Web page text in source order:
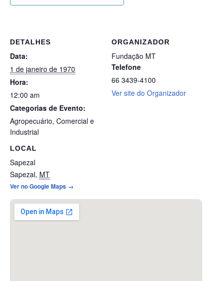
DETALHES
Data:
1 de janeiro de 1970
Hora:
12:00 am
Categorias de Evento:
Agropecuário, Comercial e
Industrial
LOCAL
Sapezal
Sapezal, MT
Ver no Google Maps →
ORGANIZADOR
Fundação MT
Telefone
66 3439-4100
Ver site do Organizador